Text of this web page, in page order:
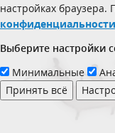
настройках браузера.
Выберите настройки
Минимальные
Принять всё